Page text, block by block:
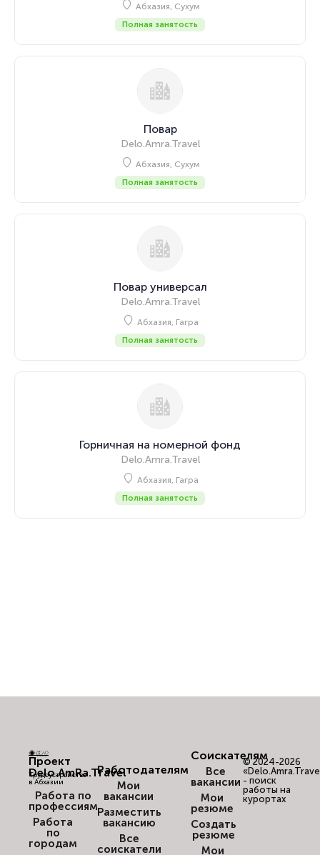
Абхазия, Сухум
Полная занятость
Повар
Delo.Amra.Travel
Абхазия, Сухум
Полная занятость
Повар универсал
Delo.Amra.Travel
Абхазия, Гагра
Полная занятость
Горничная на номерной фонд
Delo.Amra.Travel
Абхазия, Гагра
Полная занятость
Проект
Delo.AmRa.Travel
Трудоустройство
в Абхазии
Работа по
профессиям
Работа
по
городам
Работодателям
Мои
вакансии
Разместить
вакансию
Все
соискатели
Соискателям
Все
вакансии
Мои
резюме
Создать
резюме
Мои
© 2024-2026
- поиск
работы на
курортах